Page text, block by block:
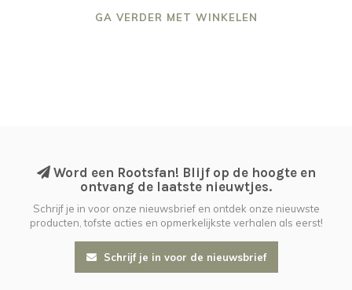
GA VERDER MET WINKELEN
Word een Rootsfan! Blijf op de hoogte en
ontvang de laatste nieuwtjes.
Schrijf je in voor onze nieuwsbrief en ontdek onze nieuwste
producten, tofste acties en opmerkelijkste verhalen als eerst!
Schrijf je in voor de nieuwsbrief